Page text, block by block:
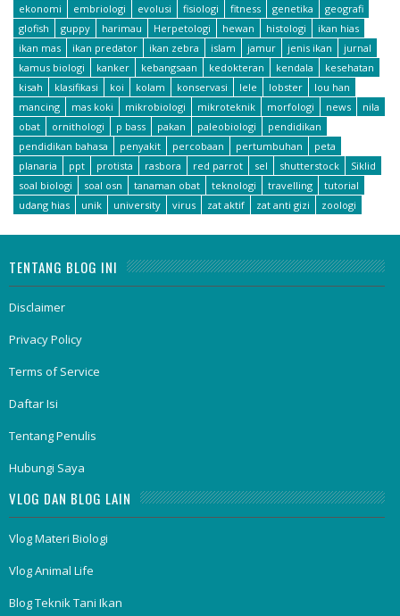
ekonomi
embriologi evolusi fisiologi fitness genetika
geografi
glofish
guppy harimau Herpetologi hewan histologi
ikan hias
ikan mas
ikan predator ikan zebra islam jamur jenis ikan
jurnal
kamus biologi
kanker kebangsaan kedokteran kendala
kesehatan
kisah
klasifikasi koi kolam konservasi lele lobster
lou han
mancing
mas koki mikrobiologi mikroteknik morfologi news
nila
obat
ornithologi p bass pakan paleobiologi
pendidikan
pendidikan bahasa
penyakit percobaan pertumbuhan
peta
planaria
ppt protista rasbora red parrot sel shutterstock
Siklid
soal biologi
soal osn tanaman obat teknologi travelling
tutorial
udang hias
unik university virus zat aktif zat anti gizi zoologi
TENTANG BLOG INI
Disclaimer
Privacy Policy
Terms of Service
Daftar Isi
Tentang Penulis
Hubungi Saya
VLOG DAN BLOG LAIN
Vlog Materi Biologi
Vlog Animal Life
Blog Teknik Tani Ikan